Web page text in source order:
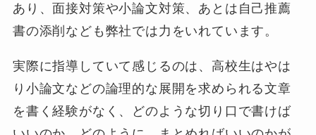
あり、面接対策や小論文対策、あとは自己推薦
書の添削なども弊社では力をいれています。
実際に指導していて感じるのは、高校生はやは
り小論文などの論理的な展開を求められる文章
を書く経験がなく、どのような切り口で書けば